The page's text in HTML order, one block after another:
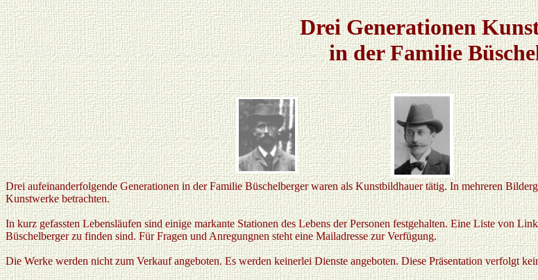
Drei Generationen
in der Familie
Drei aufeinanderfolgende Generationen in der Familie Büschelberger waren als Kunstbildhauer tätig. In mehreren
Kunstwerke betrachten.
In kurz gefassten Lebensläufen sind einige markante Stationen des Lebens der Personen festgehalten. Eine Liste von
Büschelberger zu finden sind. Für Fragen und Anregungnen steht eine Mailadresse zur Verfügung.
Die Werke werden nicht zum Verkauf angeboten. Es werden keinerlei Dienste angeboten. Diese Präsentation verfolgt